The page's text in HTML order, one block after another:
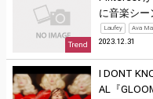
Trend
に音楽シー
Laufey Ava
2023.12.31
I DONT
AL『